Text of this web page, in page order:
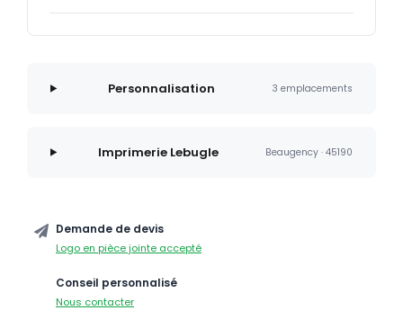
Personnalisation 3 emplacements
Imprimerie Lebugle Beaugency · 45190
Demande de devis
Logo en pièce jointe accepté
Conseil personnalisé
Nous contacter